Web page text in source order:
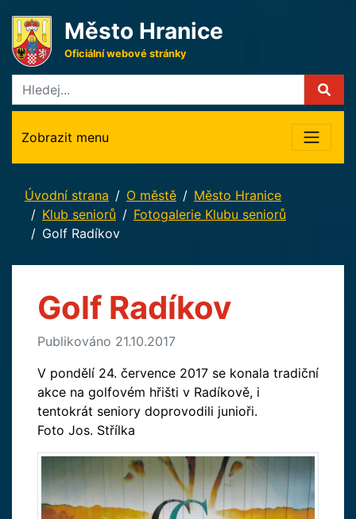
Město Hranice
Oficiální webové stránky
Zobrazit menu
Úvodní strana O městě
Město Hranice
Klub seniorů
Fotogalerie Klubu seniorů
Golf Radíkov
Golf Radíkov
Publikováno 21.10.2017
V pondělí 24. července 2017 se konala tradiční
akce na golfovém hřišti v Radíkově, i
tentokrát seniory doprovodili junioři.
Foto Jos. Střílka